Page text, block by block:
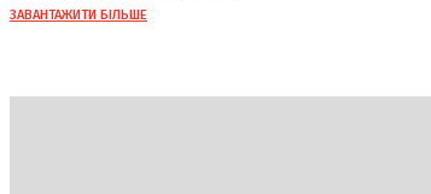
ЗАВАНТАЖИТИ БІЛЬШЕ